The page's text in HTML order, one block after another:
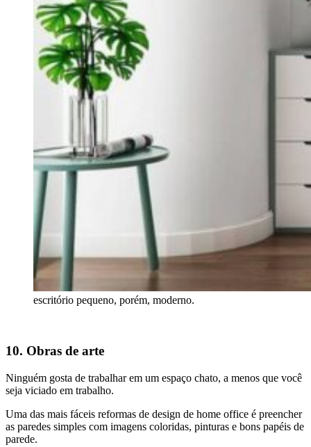
escritório pequeno, porém, moderno.
10. Obras de arte
Ninguém gosta de trabalhar em um espaço chato, a menos que você
seja viciado em trabalho.
Uma das mais fáceis reformas de design de home office é preencher
as paredes simples com imagens coloridas, pinturas e bons papéis de
parede.